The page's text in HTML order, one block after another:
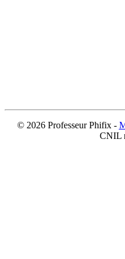
© 2026 Professeur Phifix -
CNIL